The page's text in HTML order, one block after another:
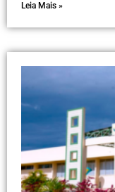
Leia Mais »